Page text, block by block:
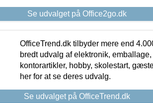
Se udvalget på Office2go.dk
OfficeTrend.dk tilbyder mere end
bredt udvalg af elektronik,
kontorartikler, hobby, skolestart,
her for at se deres udvalg.
Se udvalget på OfficeTrend.dk